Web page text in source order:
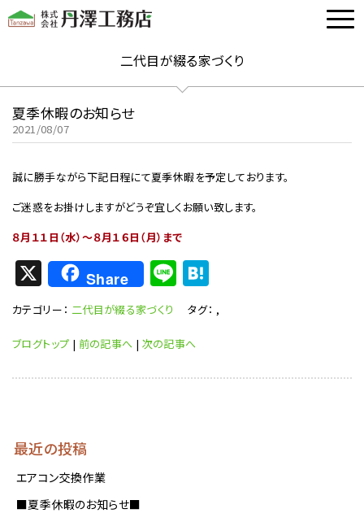
二代目が綴る家づくり
夏季休暇のお知らせ
2021/08/07
誠に勝手ながら下記日程にて夏季休暇を予定しております。
ご迷惑をお掛けしますがどうぞ宜しくお願い致します。
８月１１日（水）～８月１６日（月）まで
X Share Li
n
e
H
at
e
a
カテゴリー： 二代目が綴る家づくり タグ： ,
ブログトップ | 前の記事へ | 次の記事へ
最近の投稿
エアコン交換作業
■夏季休暇のお知らせ■